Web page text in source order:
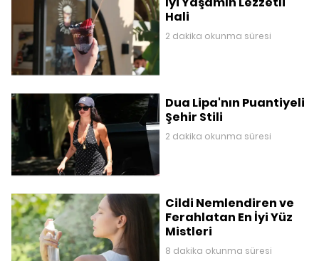
Hali
2 dakika okunma süresi
Dua Lipa'nın Puantiyeli
Şehir Stili
2 dakika okunma süresi
Cildi Nemlendiren ve
Ferahlatan En İyi Yüz
Mistleri
8 dakika okunma süresi